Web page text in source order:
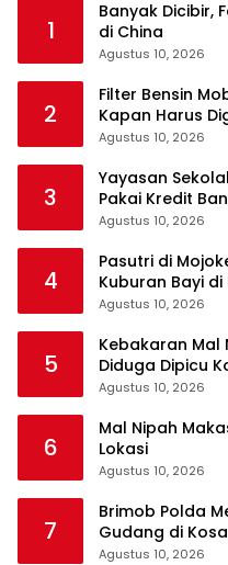
1
Banyak Dicibir,
di China
Agustus 10, 2026
2
Filter Bensin
Kapan Harus
Agustus 10, 2026
3
Yayasan
Pakai Kredit
Padel
Agustus 10, 2026
4
Pasutri di
Kuburan Bayi
Agustus 10, 2026
5
Kebakaran Mal
Diduga Dipicu
Agustus 10, 2026
6
Mal Nipah
Lokasi
Agustus 10, 2026
7
Brimob Polda
Gudang di
Agustus 10, 2026